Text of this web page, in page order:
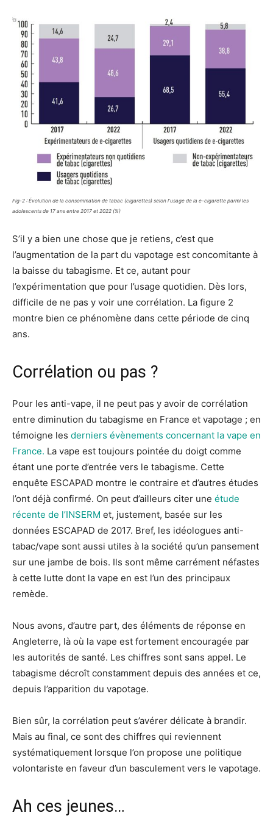
Fig-2 : Évolution de la consommation de tabac (cigarettes) selon l’usage de la e-cigarette parmi les
adolescents de 17 ans entre 2017 et 2022 (%)
S’il y a bien une chose que je retiens, c’est que
l’augmentation de la part du vapotage est concomitante à
la baisse du tabagisme. Et ce, autant pour
l’expérimentation que pour l’usage quotidien. Dès lors,
difficile de ne pas y voir une corrélation. La figure 2
montre bien ce phénomène dans cette période de cinq
ans.
Corrélation ou pas ?
Pour les anti-vape, il ne peut pas y avoir de corrélation
entre diminution du tabagisme en France et vapotage ; en
témoigne les derniers évènements concernant la vape en
France. La vape est toujours pointée du doigt comme
étant une porte d’entrée vers le tabagisme. Cette
enquête ESCAPAD montre le contraire et d’autres études
l’ont déjà confirmé. On peut d’ailleurs citer une étude
récente de l’INSERM et, justement, basée sur les
données ESCAPAD de 2017. Bref, les idéologues anti-
tabac/vape sont aussi utiles à la société qu’un pansement
sur une jambe de bois. Ils sont même carrément néfastes
à cette lutte dont la vape en est l’un des principaux
remède.
Nous avons, d’autre part, des éléments de réponse en
Angleterre, là où la vape est fortement encouragée par
les autorités de santé. Les chiffres sont sans appel. Le
tabagisme décroît constamment depuis des années et ce,
depuis l’apparition du vapotage.
Bien sûr, la corrélation peut s’avérer délicate à brandir.
Mais au final, ce sont des chiffres qui reviennent
systématiquement lorsque l’on propose une politique
volontariste en faveur d’un basculement vers le vapotage.
Ah ces jeunes…